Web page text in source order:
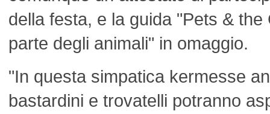
della festa, e la guida "Pets & the
parte degli animali" in omaggio.
"In questa simpatica kermesse
bastardini e trovatelli potranno